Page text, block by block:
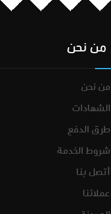
من نحن
من نحن
الشهادات
طرق الدفع
شروط الخدمة
أتصل بنا
عملائنا